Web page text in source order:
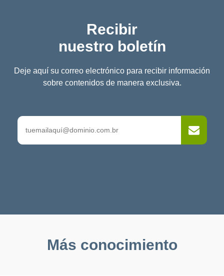
Recibir
nuestro boletín
Deje aquí su correo electrónico para recibir información
sobre contenidos de manera exclusiva.
Más conocimiento